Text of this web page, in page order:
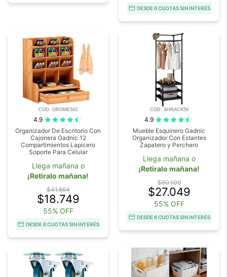
DESDE 6 CUOTAS SIN INTERÉS
COD. ORGMES01
4.9
Organizador De Escritorio Con
Cajonera Gadnic 12
Compartimientos Lapicero
Soporte Para Celular
Llega mañana o
¡Retiralo mañana!
$41.664
$18.749
55% OFF
DESDE 6 CUOTAS SIN INTERÉS
COD. SHRACK59
4.9
Mueble Esquinero Gadnic
Organizador Con Estantes
Zapatero y Perchero
Llega mañana o
¡Retiralo mañana!
$60.109
$27.049
55% OFF
DESDE 6 CUOTAS SIN INTERÉS